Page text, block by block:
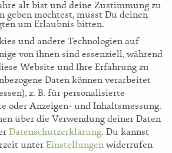
alt bist und deine Zustimmung zu
geben möchtest, musst Du deinen
um Erlaubnis bitten.
und andere Technologien auf
von ihnen sind essenziell, während
Website und Ihre Erfahrung zu
Daten können verarbeitet
z. B. für personalisierte
oder Anzeigen- und Inhaltsmessung.
über die Verwendung deiner Daten
Datenschutzerklärung. Du kannst
unter Einstellungenwiderrufen